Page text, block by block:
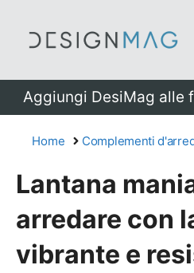
Aggiungi DesiMag alle
Home Complementi
Lantana
arredare con
vibrante e